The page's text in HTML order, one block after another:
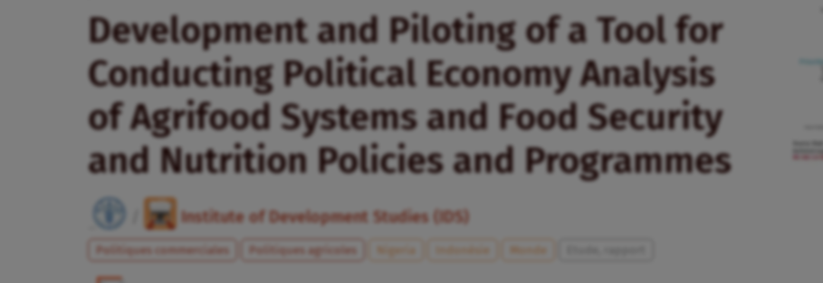
Development and Piloting of a Tool for
Conducting Political Economy Analysis
of Agrifood Systems and Food Security
and Nutrition Policies and Programmes
Institute of Development Studies (IDS)
Politiques commerciales Politiques agricoles Nigeria Indonésie Monde